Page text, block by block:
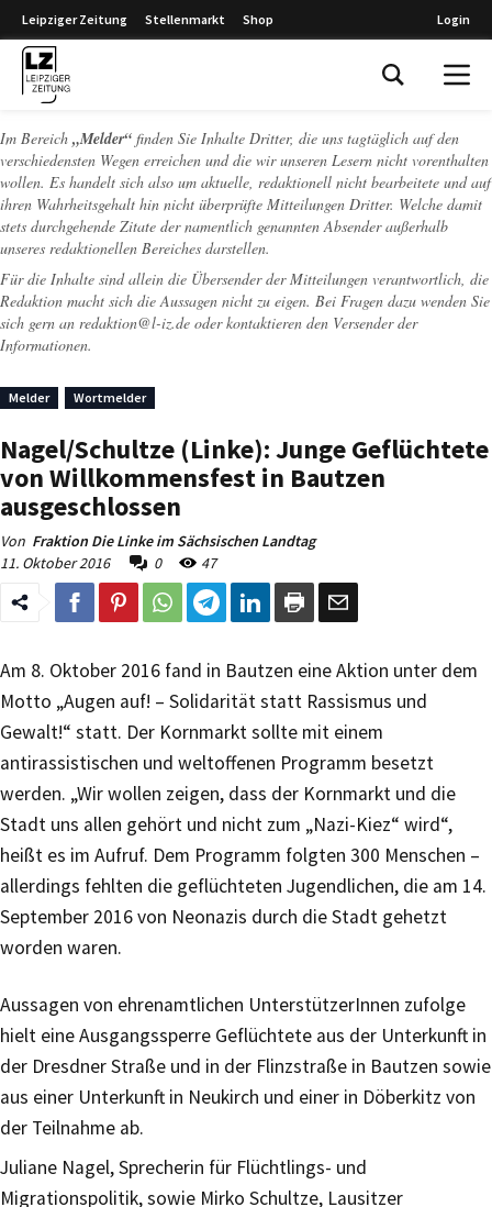
Leipziger Zeitung Stellenmarkt Shop Login
Im Bereich „Melder“ finden Sie Inhalte Dritter, die uns tagtäglich auf den
verschiedensten Wegen erreichen und die wir unseren Lesern nicht vorenthalten
wollen. Es handelt sich also um aktuelle, redaktionell nicht bearbeitete und auf
ihren Wahrheitsgehalt hin nicht überprüfte Mitteilungen Dritter. Welche damit
stets durchgehende Zitate der namentlich genannten Absender außerhalb
unseres redaktionellen Bereiches darstellen.
Für die Inhalte sind allein die Übersender der Mitteilungen verantwortlich, die
Redaktion macht sich die Aussagen nicht zu eigen. Bei Fragen dazu wenden Sie
sich gern an redaktion@l-iz.de oder kontaktieren den Versender der
Informationen.
Melder Wortmelder
Nagel/Schultze (Linke): Junge Geflüchtete
von Willkommensfest in Bautzen
ausgeschlossen
Von Fraktion Die Linke im Sächsischen Landtag
11. Oktober 2016
0 47
Am 8. Oktober 2016 fand in Bautzen eine Aktion unter dem
Motto „Augen auf! – Solidarität statt Rassismus und
Gewalt!“ statt. Der Kornmarkt sollte mit einem
antirassistischen und weltoffenen Programm besetzt
werden. „Wir wollen zeigen, dass der Kornmarkt und die
Stadt uns allen gehört und nicht zum „Nazi-Kiez“ wird“,
heißt es im Aufruf. Dem Programm folgten 300 Menschen –
allerdings fehlten die geflüchteten Jugendlichen, die am 14.
September 2016 von Neonazis durch die Stadt gehetzt
worden waren.
Aussagen von ehrenamtlichen UnterstützerInnen zufolge
hielt eine Ausgangssperre Geflüchtete aus der Unterkunft in
der Dresdner Straße und in der Flinzstraße in Bautzen sowie
aus einer Unterkunft in Neukirch und einer in Döberkitz von
der Teilnahme ab.
Juliane Nagel, Sprecherin für Flüchtlings- und
Migrationspolitik, sowie Mirko Schultze, Lausitzer